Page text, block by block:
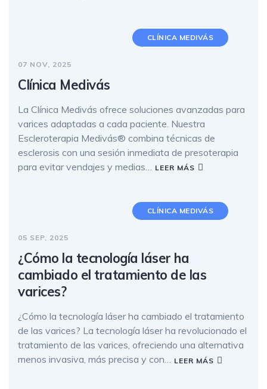
CLÍNICA MEDIVÁS
07 NOV, 2025
Clínica Medivás
La Clínica Medivás ofrece soluciones avanzadas para
varices adaptadas a cada paciente. Nuestra
Escleroterapia Medivás® combina técnicas de
esclerosis con una sesión inmediata de presoterapia
para evitar vendajes y medias…
LEER MÁS
CLÍNICA MEDIVÁS
05 SEP, 2025
¿Cómo la tecnología láser ha
cambiado el tratamiento de las
varices?
¿Cómo la tecnología láser ha cambiado el tratamiento
de las varices? La tecnología láser ha revolucionado el
tratamiento de las varices, ofreciendo una alternativa
menos invasiva, más precisa y con… LEER MÁS